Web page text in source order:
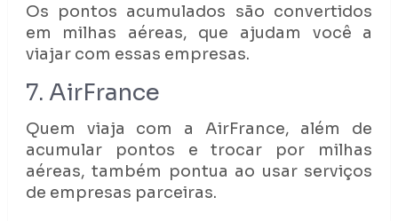
Os pontos acumulados são convertidos
em milhas aéreas, que ajudam você a
viajar com essas empresas.
7. AirFrance
Quem viaja com a AirFrance, além de
acumular pontos e trocar por milhas
aéreas, também pontua ao usar serviços
de empresas parceiras.